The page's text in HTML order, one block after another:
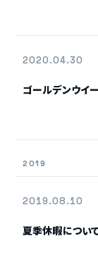
2020.04.30
ゴールデンウイ
2019
2019.08.10
夏季休暇につい